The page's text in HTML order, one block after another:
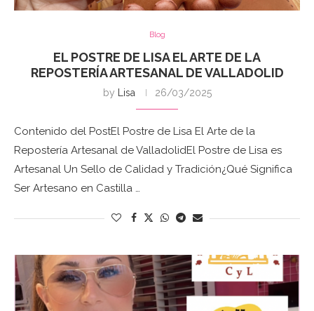
Blog
EL POSTRE DE LISA EL ARTE DE LA
REPOSTERÍA ARTESANAL DE VALLADOLID
by Lisa 26/03/2025
Contenido del PostEl Postre de Lisa El Arte de la
Repostería Artesanal de ValladolidEl Postre de Lisa es
Artesanal Un Sello de Calidad y Tradición¿Qué Significa
Ser Artesano en Castilla …